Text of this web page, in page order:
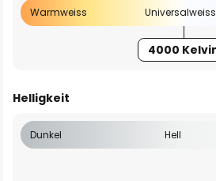
Warmweiss Universalweiss
4000
Helligkeit
Dunkel Hell